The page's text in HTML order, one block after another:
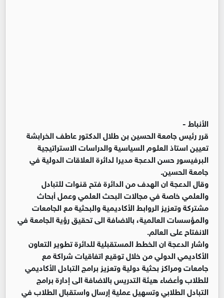
الأنباط -
قرر رئيس جامعة الحسين بن طلال الدكتور عاطف الخرابشة
تعيين استاذ العلوم ‏السياسية والدراسات الاستراتيجية
البرفيسور حسن الدعجة مديرا لدائرة العلاقات الدولية في
‏جامعة الحسين.‏
وقال الدعجة ان الهدف من الدائرة فتح قنوات للتبادل
والعلمي خاصة في مجالات البحث ‏العلمي وعمل أبحاث
مشتركة وتعزيز الروابط الأكاديمية والبحثية مع الجامعات
والمؤسسات ‏العالمية، بالاضافة الى تحقيق رؤية الجامعة في
الانفتاح على العالم. ‏
واشار الدعجة ان الخطط المستقبلية للدائرة تطوير التعاون
الأكاديمي الدولي من خلال توقيع ‏اتفاقيات شراكة مع
جامعات ومراكز بحثية دولية وتعزيز برامج التبادل الأكاديمي
للطلاب ‏وأعضاء هيئة التدريس بالاضافة الى إدارة برامج
التبادل الطلابي وتسهيل عملية إرسال ‏واستقبال الطلاب في